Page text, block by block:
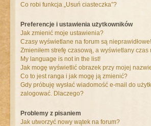
Co robi funkcja „Usuń ciasteczka”?
Preferencje i ustawienia użytkowników
Jak zmienić moje ustawienia?
Czasy wyświetlane na forum są nieprawidłowe!
Zmieniłem strefę czasową, a wyświetlany czas
My language is not in the list!
Jak mogę wyświetlić obrazek przy mojej
Co to jest ranga i jak mogę ją zmienić?
Gdy próbuję wysłać wiadomość e-mail do
zalogować. Dlaczego?
Problemy z pisaniem
Jak utworzyć nowy wątek na forum?